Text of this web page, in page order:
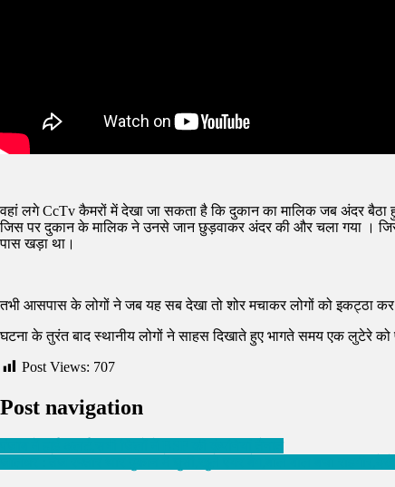
वहां लगे CcTv कैमरों में देखा जा सकता है कि दुकान का मालिक जब अंदर
जिस पर दुकान के मालिक ने उनसे जान छुड़वाकर अंदर की और चला गया ।
पास खड़ा था।
तभी आसपास के लोगों ने जब यह सब देखा तो शोर मचाकर लोगों को इकट्ठा
घटना के तुरंत बाद स्थानीय लोगों ने साहस दिखाते हुए भागते समय एक लुटेरे
Post Views: 707
Post navigation